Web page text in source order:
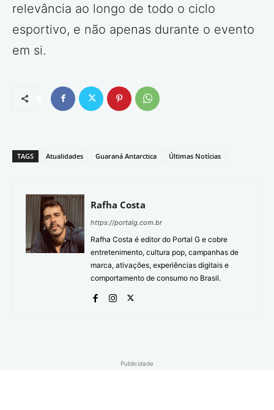
relevância ao longo de todo o ciclo
esportivo, e não apenas durante o evento
em si.
TAGS Atualidades Guaraná Antarctica Últimas Notícias
Rafha Costa
https://portalg.com.br
Rafha Costa é editor do Portal G e cobre
entretenimento, cultura pop, campanhas de
marca, ativações, experiências digitais e
comportamento de consumo no Brasil.
Publicidade